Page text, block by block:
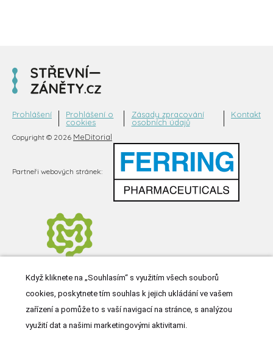
Copyright © 2026 MeDitorial
Prohlášení
Prohlášení o
cookies
Zásady zpracování
osobních údajů
Kontakt
Partneři webových stránek:
Když kliknete na „Souhlasím“ s využitím všech souborů
cookies, poskytnete tím souhlas k jejich ukládání ve vašem
zařízení a pomůže to s vaší navigací na stránce, s analýzou
využití dat a našimi marketingovými aktivitami.